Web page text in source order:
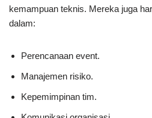
kemampuan teknis. Mereka juga
dalam:
Perencanaan event.
Manajemen risiko.
Kepemimpinan tim.